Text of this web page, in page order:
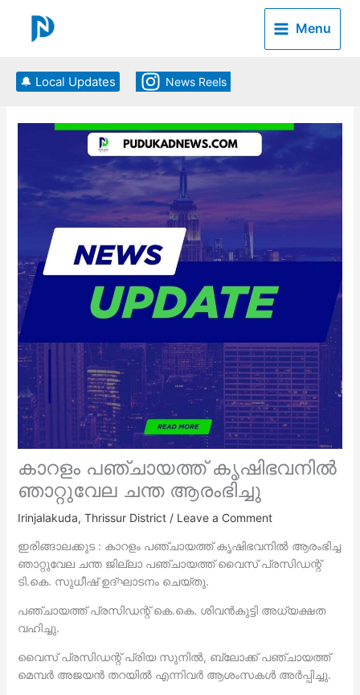
content
Menu
🔔 Local Updates News Reels
കാറളം പഞ്ചായത്ത് കൃഷിഭവനിൽ
ഞാറ്റുവേല ചന്ത ആരംഭിച്ചു
Irinjalakuda, Thrissur District/ Leave a Comment
ഇരിങ്ങാലക്കുട : കാറളം പഞ്ചായത്ത് കൃഷിഭവനിൽ ആരംഭിച്ച
ഞാറ്റുവേല ചന്ത ജില്ലാ പഞ്ചായത്ത് വൈസ് പ്രസിഡന്റ്
ടി.കെ. സുധീഷ് ഉദ്ഘാടനം ചെയ്തു.
പഞ്ചായത്ത് പ്രസിഡന്റ് കെ.കെ. ശിവൻകുട്ടി അധ്യക്ഷത
വഹിച്ചു.
വൈസ് പ്രസിഡന്റ് പ്രിയ സുനിൽ, ബ്ലോക്ക്‌ പഞ്ചായത്ത്
മെമ്പർ അജയൻ തറയിൽ എന്നിവർ ആശംസകൾ അർപ്പിച്ചു.